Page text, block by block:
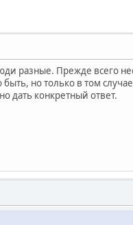
разные. Прежде всего
но только в том
дать конкретный ответ.